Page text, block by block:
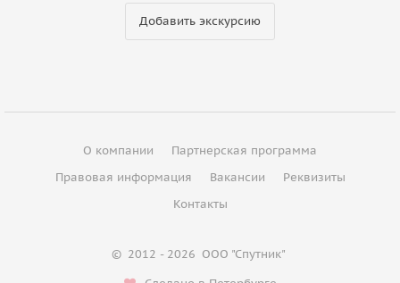
Добавить экскурсию
О компании
Партнерская программа
Правовая информация
Вакансии
Реквизиты
Контакты
© 2012 - 2026 ООО "Спутник"